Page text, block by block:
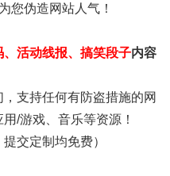
您伪造网站人气！
活动线报、搞笑段子内容
支持任何有防盗措施的网
/游戏、音乐等资源！
交定制均免费）